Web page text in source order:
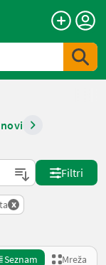
Filtri
x
Seznam Mreža